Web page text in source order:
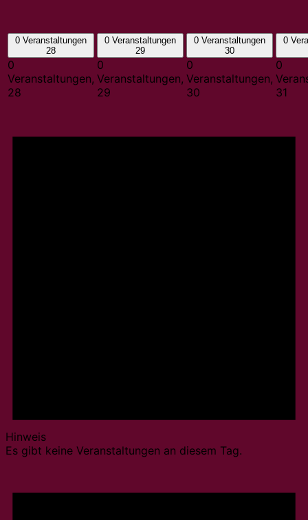
0 Veranstaltungen
28
0
Veranstaltungen,
28
0 Veranstaltungen
29
0
Veranstaltungen,
29
0 Veranstaltungen
30
0
Veranstaltungen,
30
0
0
31
Hinweis
Es gibt keine Veranstaltungen an diesem Tag.